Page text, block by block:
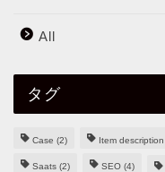
All
タグ
Case (2) Item description
Saats (2) SEO (4)